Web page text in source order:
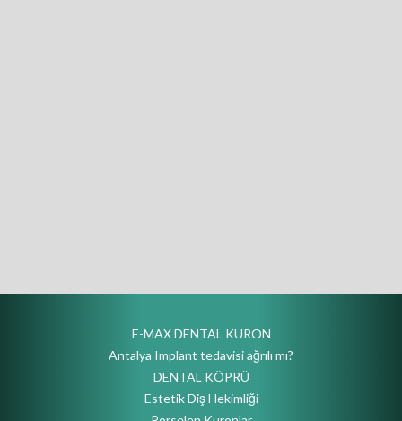
E-MAX DENTAL KURON
Antalya Implant tedavisi ağrılı mı?
DENTAL KÖPRÜ
Estetik Diş Hekimliği